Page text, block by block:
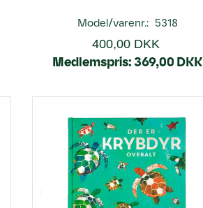
Model/varenr.: 5318
400,00 DKK
Medlemspris:369,00 DKK